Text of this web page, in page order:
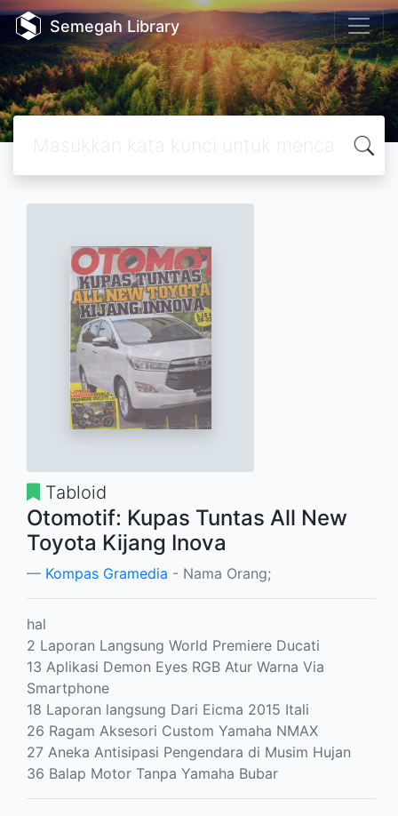
Semegah Library
Tabloid
Otomotif: Kupas Tuntas All New
Toyota Kijang Inova
Kompas Gramedia - Nama Orang;
hal
2 Laporan Langsung World Premiere Ducati
13 Aplikasi Demon Eyes RGB Atur Warna Via
Smartphone
18 Laporan langsung Dari Eicma 2015 Itali
26 Ragam Aksesori Custom Yamaha NMAX
27 Aneka Antisipasi Pengendara di Musim Hujan
36 Balap Motor Tanpa Yamaha Bubar